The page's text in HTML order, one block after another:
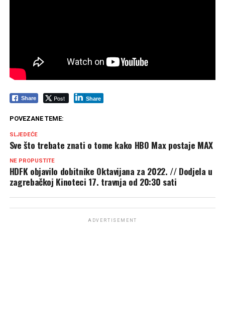
Share Post Share
POVEZANE TEME:
SLJEDEĆE
Sve što trebate znati o tome kako HBO Max postaje MAX
NE PROPUSTITE
HDFK objavilo dobitnike Oktavijana za 2022. // Dodjela u
zagrebačkoj Kinoteci 17. travnja od 20:30 sati
ADVERTISEMENT